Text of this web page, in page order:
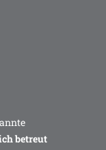
betreut